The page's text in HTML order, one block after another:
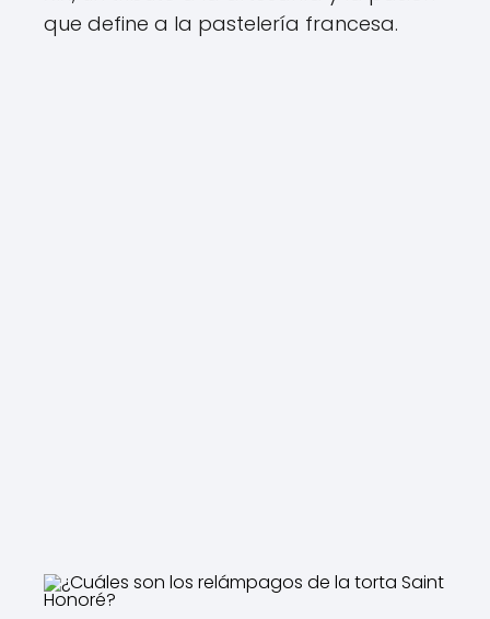
que define a la pastelería francesa.